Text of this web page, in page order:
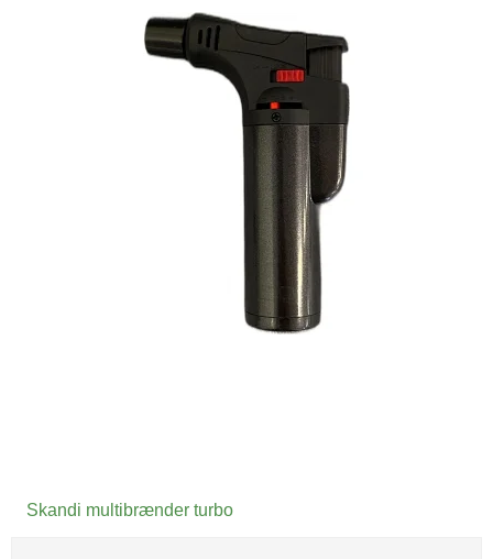
Skandi multibrænder turbo